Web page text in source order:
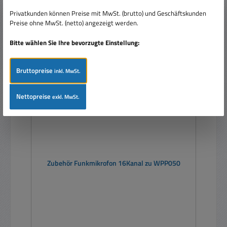
Nur 1 auf Lager!
%
Zubehör Funkmikrofon 16Kanal zu WPP050
Privatkunden können Preise mit MwSt. (brutto) und Geschäftskunden
Preise ohne MwSt. (netto) angezeigt werden.
Bitte wählen Sie Ihre bevorzugte Einstellung:
Bruttopreiseinkl. MwSt.
Nettopreiseexkl. MwSt.